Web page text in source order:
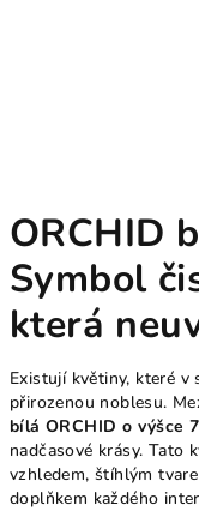
ORCHID
Symbol
která
Existují květiny, které v
přirozenou noblesu.
bílá ORCHID o výšce
nadčasové krásy. Tato
vzhledem, štíhlým
doplňkem každého